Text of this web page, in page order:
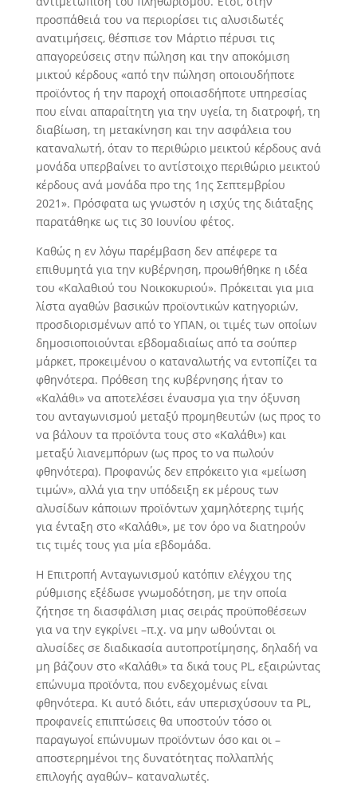
προσπάθειά του να περιορίσει τις αλυσιδωτές
ανατιμήσεις, θέσπισε τον Μάρτιο πέρυσι τις
απαγορεύσεις στην πώληση και την αποκόμιση
μικτού κέρδους «από την πώληση οποιουδήποτε
προϊόντος ή την παροχή οποιασδήποτε υπηρεσίας
που είναι απαραίτητη για την υγεία, τη διατροφή, τη
διαβίωση, τη μετακίνηση και την ασφάλεια του
καταναλωτή, όταν το περιθώριο μεικτού κέρδους ανά
μονάδα υπερβαίνει το αντίστοιχο περιθώριο μεικτού
κέρδους ανά μονάδα προ της 1ης Σεπτεμβρίου
2021». Πρόσφατα ως γνωστόν η ισχύς της διάταξης
παρατάθηκε ως τις 30 Ιουνίου φέτος.
Καθώς η εν λόγω παρέμβαση δεν απέφερε τα
επιθυμητά για την κυβέρνηση, προωθήθηκε η ιδέα
του «Καλαθιού του Νοικοκυριού». Πρόκειται για μια
λίστα αγαθών βασικών προϊοντικών κατηγοριών,
προσδιορισμένων από το ΥΠΑΝ, οι τιμές των οποίων
δημοσιοποιούνται εβδομαδιαίως από τα σούπερ
μάρκετ, προκειμένου ο καταναλωτής να εντοπίζει τα
φθηνότερα. Πρόθεση της κυβέρνησης ήταν το
«Καλάθι» να αποτελέσει έναυσμα για την όξυνση
του ανταγωνισμού μεταξύ προμηθευτών (ως προς το
να βάλουν τα προϊόντα τους στο «Καλάθι») και
μεταξύ λιανεμπόρων (ως προς το να πωλούν
φθηνότερα). Προφανώς δεν επρόκειτο για «μείωση
τιμών», αλλά για την υπόδειξη εκ μέρους των
αλυσίδων κάποιων προϊόντων χαμηλότερης τιμής
για ένταξη στο «Καλάθι», με τον όρο να διατηρούν
τις τιμές τους για μία εβδομάδα.
Η Επιτροπή Ανταγωνισμού κατόπιν ελέγχου της
ρύθμισης εξέδωσε γνωμοδότηση, με την οποία
ζήτησε τη διασφάλιση μιας σειράς προϋποθέσεων
για να την εγκρίνει –π.χ. να μην ωθούνται οι
αλυσίδες σε διαδικασία αυτοπροτίμησης, δηλαδή να
μη βάζουν στο «Καλάθι» τα δικά τους PL, εξαιρώντας
επώνυμα προϊόντα, που ενδεχομένως είναι
φθηνότερα. Κι αυτό διότι, εάν υπερισχύσουν τα PL,
προφανείς επιπτώσεις θα υποστούν τόσο οι
παραγωγοί επώνυμων προϊόντων όσο και οι –
αποστερημένοι της δυνατότητας πολλαπλής
επιλογής αγαθών– καταναλωτές.